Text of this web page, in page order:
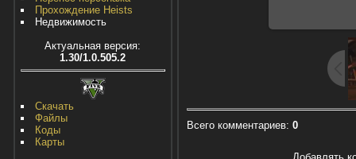
Прохождение Heists
Недвижимость
Актуальная версия:
1.30/1.0.505.2
Скачать
Файлы
Коды
Карты
Всего комментариев: 0